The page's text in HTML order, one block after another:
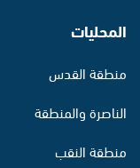
المحليات
منطقة القدس
الناصرة والمنطقة
منطقة النقب